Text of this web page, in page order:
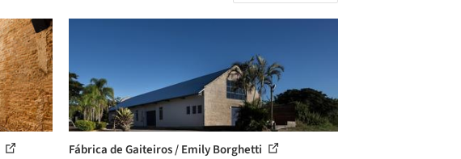
Fábrica de Gaiteiros / Emily Borghetti